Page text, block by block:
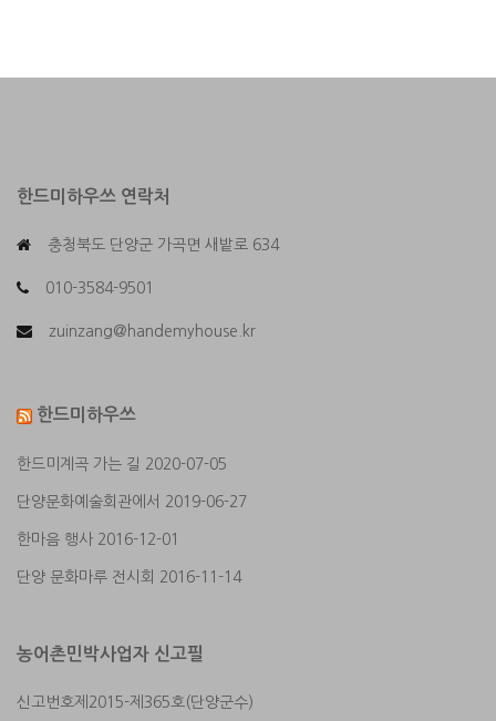
한드미하우쓰 연락처
충청북도 단양군 가곡면 새밭로 634
010-3584-9501
zuinzang@handemyhouse.kr
한드미하우쓰
한드미계곡 가는 길 2020-07-05
단양문화예술회관에서 2019-06-27
한마음 행사 2016-12-01
단양 문화마루 전시회 2016-11-14
농어촌민박사업자 신고필
신고번호제2015-제365호(단양군수)